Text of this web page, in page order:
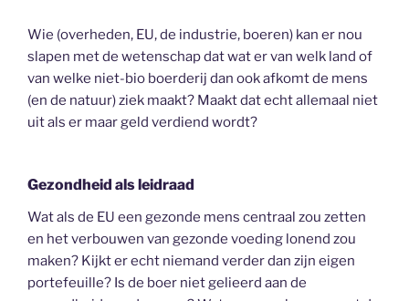
Wie (overheden, EU, de industrie, boeren) kan er nou
slapen met de wetenschap dat wat er van welk land of
van welke niet-bio boerderij dan ook afkomt de mens
(en de natuur) ziek maakt? Maakt dat echt allemaal niet
uit als er maar geld verdiend wordt?
Gezondheid als leidraad
Wat als de EU een gezonde mens centraal zou zetten
en het verbouwen van gezonde voeding lonend zou
maken? Kijkt er echt niemand verder dan zijn eigen
portefeuille? Is de boer niet gelieerd aan de